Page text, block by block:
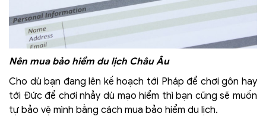
Nên mua bảo hiểm du lịch Châu Âu
Cho dù bạn đang lên kế hoạch tới Pháp để chơi gôn hay
tới Đức để chơi nhảy dù mạo hiểm thì bạn cũng sẽ muốn
tự bảo vệ mình bằng cách mua bảo hiểm du lịch.